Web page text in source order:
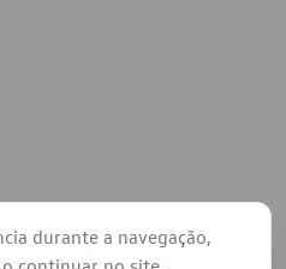
durante a navegação,